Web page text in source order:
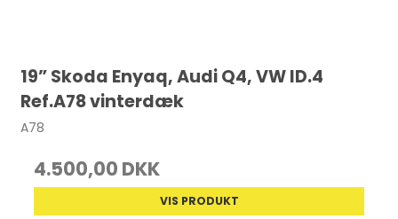
19” Skoda Enyaq, Audi Q4, VW ID.4
Ref.A78 vinterdæk
A78
4.500,00 DKK
VIS PRODUKT